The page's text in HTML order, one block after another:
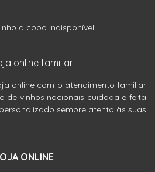
a copo indisponível.
online familiar!
online com o atendimento familiar
de vinhos nacionais cuidada e feita
sempre atento às suas
ONLINE